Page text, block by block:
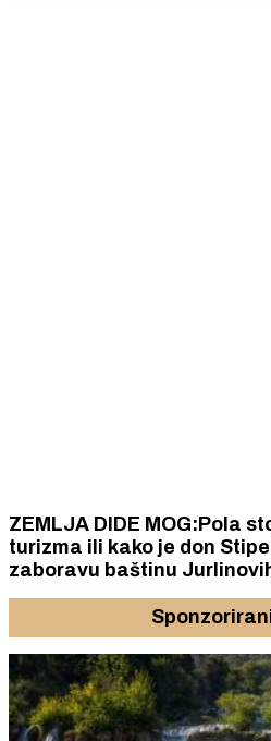
ZEMLJA DIDE MOG:Pola
turizma ili kako je don Stipe Perkov oteo
zaboravu baštinu